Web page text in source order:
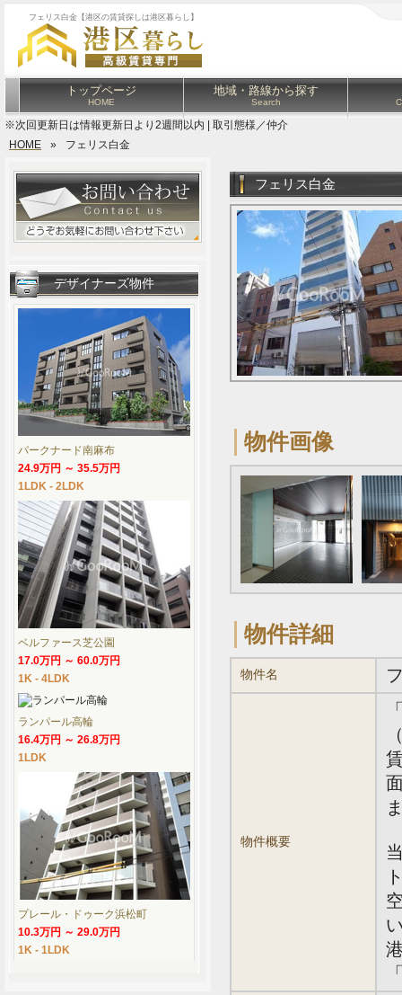
フェリス白金【港区の賃貸探しは港区暮らし】
トップページ
HOME
地域・路線から探す
Search
※次回更新日は情報更新日より2週間以内 | 取引態様／仲介
HOME
» フェリス白金
フェリス白金
物件画像
物件詳細
物件名
物件概要
デザイナーズ物件
パークナード南麻布
24.9万円 ～ 35.5万円
1LDK - 2LDK
ベルファース芝公園
17.0万円 ～ 60.0万円
1K - 4LDK
ランパール高輪
16.4万円 ～ 26.8万円
1LDK
プレール・ドゥーク浜松町
10.3万円 ～ 29.0万円
1K - 1LDK